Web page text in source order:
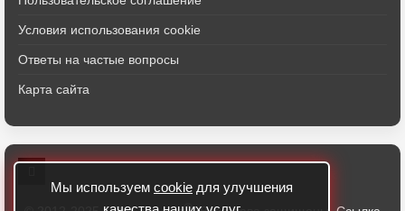
Условия использования cookie
Ответы на частые вопросы
Карта сайта
®
Мы используем cookie для улучшения